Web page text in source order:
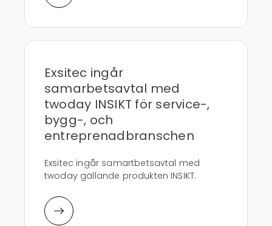
Exsitec ingår
samarbetsavtal med
twoday INSIKT för service-,
bygg-, och
entreprenadbranschen
Exsitec ingår samartbetsavtal med
twoday gällande produkten INSIKT.